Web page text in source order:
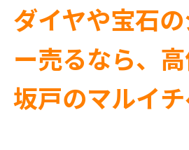
ダイヤや宝石
ー売るなら、
坂戸のマルイ